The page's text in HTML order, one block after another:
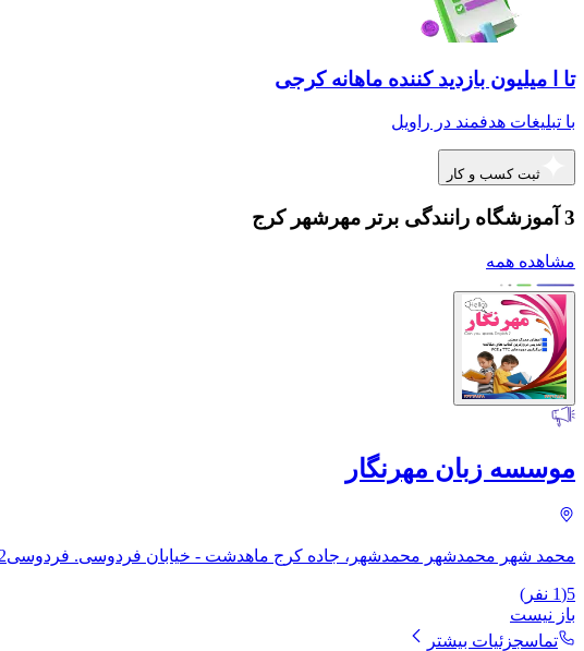
تا ا میلیون بازدید کننده ماهانه کرجی
با تبلیغات هدفمند در راویل
ثبت کسب و کار
3 آموزشگاه رانندگی برتر مهرشهر کرج
مشاهده همه
موسسه زبان مهرنگار
محمد شهر محمدشهر محمدشهر، جاده کرج ماهدشت - خیابان فردوسی. فردوسی2.رودکی ۳
5
(
1 نفر)
باز نیست
تماسجزئیات بیشتر